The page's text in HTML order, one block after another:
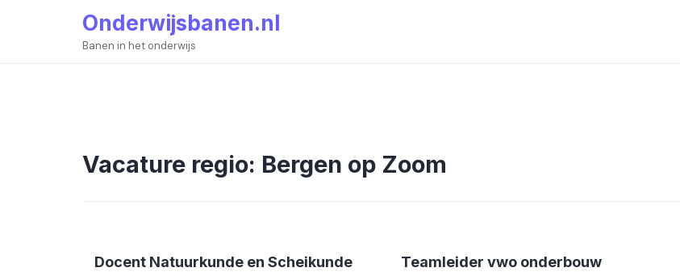
Onderwijsbanen.nl
Banen in het onderwijs
Vacature regio: Bergen op Zoom
Docent Natuurkunde en Scheikunde
Teamleider vwo onderbouw